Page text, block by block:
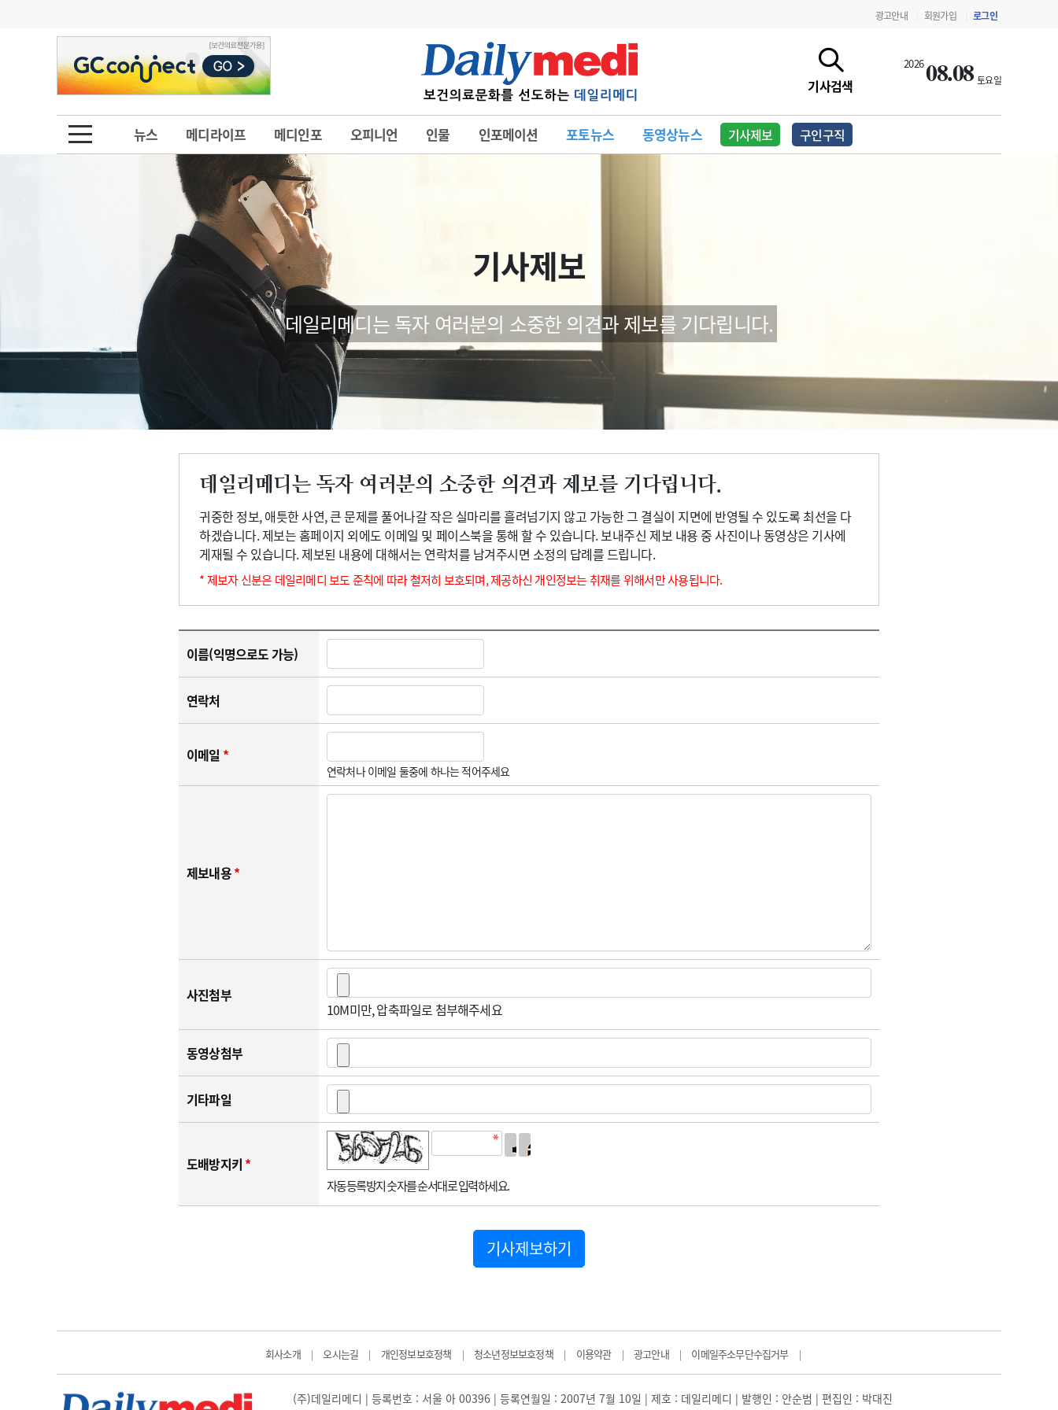
광고안내 회원가입 로그인
기사검색
202608.08 토요일
뉴스 메디라이프 메디인포 오피니언 인물 인포메이션 포토뉴스 동영상뉴스 기사제보 구인구직
금주의 검색어
1
의사인력 수급 추계
2
성분명 처방
3
AI의료
4
전공의 모집 결과
의사국시 합격률
6
관리급여 실시
의과대학 입시
10 약가인하
인사 사고
오피니언 칼럼 수첩
인물 초대석 피플
포토뉴스
지역병원 중소병원
행정처분 판례
학회·연수강좌 학회/연수강좌 행사
법적고지
기사제보
데일리메디는 독자 여러분의 소중한 의견과 제보를 기다립니다.
데일리메디는 독자 여러분의 소중한 의견과 제보를 기다립니다.
귀중한 정보, 애틋한 사연, 큰 문제를 풀어나갈 작은 실마리를 흘려넘기지 않고 가능한 그 결실이 지면에 반영될 수 있도록 최선을 다
하겠습니다. 제보는 홈페이지 외에도 이메일 및 페이스북을 통해 할 수 있습니다. 보내주신 제보 내용 중 사진이나 동영상은 기사에
게재될 수 있습니다. 제보된 내용에 대해서는 연락처를 남겨주시면 소정의 답례를 드립니다.
* 제보자 신분은 데일리메디 보도 준칙에 따라 철저히 보호되며, 제공하신 개인정보는 취재를 위해서만 사용됩니다.
이름(익명으로도 가능)
연락처
이메일 *
연락처나 이메일 둘중에 하나는 적어주세요
제보내용*
사진첨부
10M미만, 압축파일로 첨부해주세요
동영상첨부
기타파일
도배방지키 *
자동등록방지 숫자를 순서대로 입력하세요.
기사제보하기
회사소개 | 오시는길 | 개인정보보호정책 | 청소년정보보호정책 | 이용약관 | 광고안내 | 이메일주소무단수집거부 |
(주)데일리메디 | 등록번호 : 서울 아 00396 | 등록연월일 : 2007년 7월 10일 | 제호 : 데일리메디 | 발행인 : 안순범 | 편집인 : 박대진